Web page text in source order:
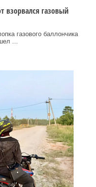
взорвался газовый
газового баллончика
...